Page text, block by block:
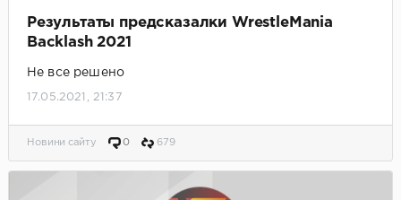
Результаты предсказалки WrestleMania
Backlash 2021
Не все решено
17.05.2021, 21:37
Новини сайту 0 679